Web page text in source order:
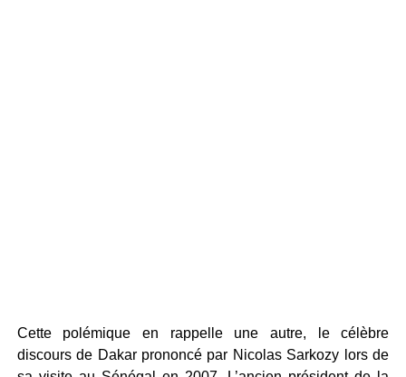
Cette polémique en rappelle une autre, le célèbre
discours de Dakar prononcé par Nicolas Sarkozy lors de